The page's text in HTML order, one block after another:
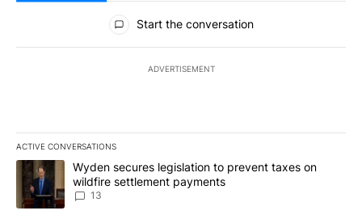
All Comments
Start the conversation
ADVERTISEMENT
ACTIVE CONVERSATIONS
The following is a list of the most commented articles in the last
A trending article titled "Wyden secures legislation to prevent
Wyden secures legislation to prevent taxes on
wildfire settlement payments
13